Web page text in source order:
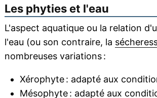
Les phyties et l'eau
L'aspect aquatique ou la relation
l'eau (ou son contraire, la
nombreuses variations :
Xérophyte : adapté aux
Mésophyte : adapté aux